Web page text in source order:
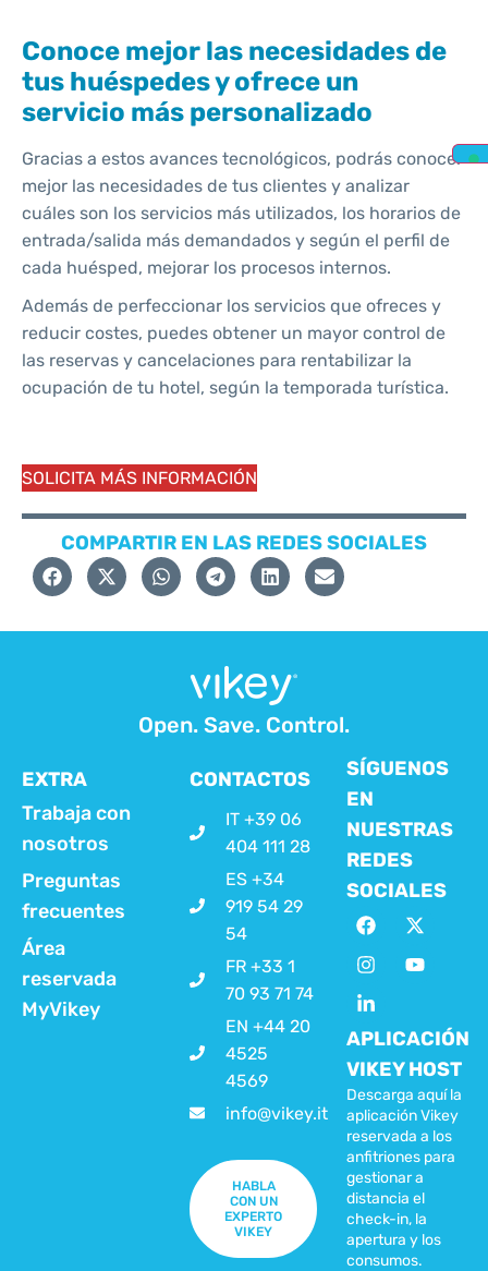
Conoce mejor las necesidades de
tus huéspedes y ofrece un
servicio más personalizado
Gracias a estos avances tecnológicos, podrás conocer
mejor las necesidades de tus clientes y analizar
cuáles son los servicios más utilizados, los horarios de
entrada/salida más demandados y según el perfil de
cada huésped, mejorar los procesos internos.
Además de perfeccionar los servicios que ofreces y
reducir costes, puedes obtener un mayor control de
las reservas y cancelaciones para rentabilizar la
ocupación de tu hotel, según la temporada turística.
SOLICITA MÁS INFORMACIÓN
COMPARTIR EN LAS REDES SOCIALES
Open. Save. Control.
EXTRA
Trabaja con
nosotros
Preguntas
frecuentes
Área
reservada
MyVikey
CONTACTOS
IT +39 06
404 111 28
ES +34
919 54 29
54
FR +33 1
70 93 71 74
EN +44 20
4525
4569
info@vikey.it
HABLA
CON UN
EXPERTO
VIKEY
SÍGUENOS
EN
NUESTRAS
REDES
SOCIALES
APLICACIÓN
VIKEY HOST
Descarga aquí la
aplicación Vikey
reservada a los
anfitriones para
gestionar a
distancia el
check-in, la
apertura y los
consumos.